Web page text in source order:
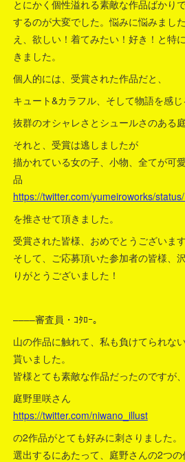
とにかく個性溢れる素敵な作品ばかり
するのが大変でした。悩みに悩みまし
え、欲しい！着てみたい！好き！と特
きました。
個人的には、受賞された作品だと、
キュート&カラフル、そして物語を感
抜群のオシャレさとシュールさのある
それと、受賞は逃しましたが
描かれている女の子、小物、全てが可
品
https://twitter.com/yumeiroworks/
を推させて頂きました。
受賞された皆様、おめでとうございます
そして、ご応募頂いた参加者の皆様、
りがとうございました！
––––審査員・ｺﾀﾛｰ。
山の作品に触れて、私も負けてられな
貰いました。
皆様とても素敵な作品だったのですが、
庭野里咲さん
https://twitter.com/niwano_illust
の2作品がとても好みに刺さりました。
選出するにあたって、庭野さんの2つ